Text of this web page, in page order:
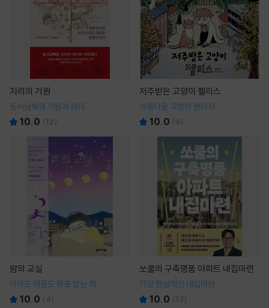
지리의 기원
동서남북의 기원과 의미
10.0 (12)
저주받은 고양이 펠리스
아름다운 고양이 판타지
10.0 (9)
밤의 교실
아이도 어른도 위로 받는 책
10.0 (4)
쏘쿨의 구축명품 아파트 내집마련
가장 현실적인 내집마련
10.0 (13)